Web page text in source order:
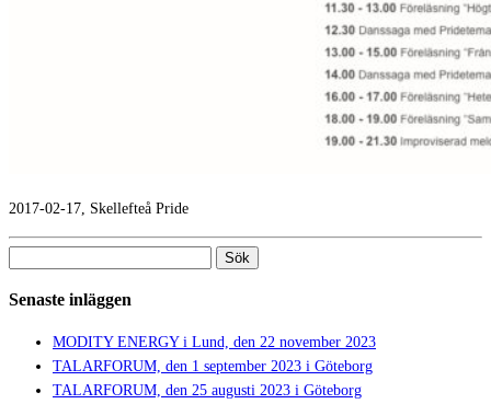
2017-02-17, Skellefteå Pride
Senaste inläggen
MODITY ENERGY i Lund, den 22 november 2023
TALARFORUM, den 1 september 2023 i Göteborg
TALARFORUM, den 25 augusti 2023 i Göteborg